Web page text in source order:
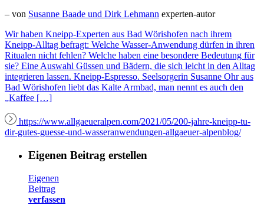
– von Susanne Baade und Dirk Lehmann experten-autor
Wir haben Kneipp-Experten aus Bad Wörishofen nach ihrem
Kneipp-Alltag befragt: Welche Wasser-Anwendung dürfen in ihren
Ritualen nicht fehlen? Welche haben eine besondere Bedeutung für
sie? Eine Auswahl Güssen und Bädern, die sich leicht in den Alltag
integrieren lassen. Kneipp-Espresso. Seelsorgerin Susanne Ohr aus
Bad Wörishofen liebt das Kalte Armbad, man nennt es auch den
„Kaffee […]
https://www.allgaeueralpen.com/2021/05/200-jahre-kneipp-tu-
dir-gutes-guesse-und-wasseranwendungen-allgaeuer-alpenblog/
Eigenen Beitrag erstellen
Eigenen
Beitrag
verfassen